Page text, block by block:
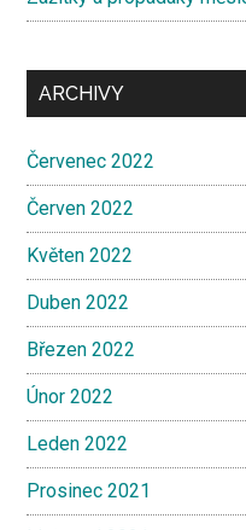
ARCHIVY
Červenec 2022
Červen 2022
Květen 2022
Duben 2022
Březen 2022
Únor 2022
Leden 2022
Prosinec 2021